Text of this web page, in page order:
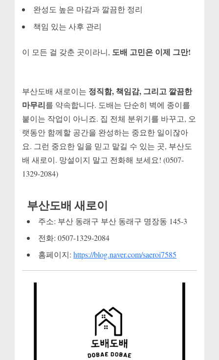
완성도 높은 마감과 깔끔한 정리
책임 있는 사후 관리
이 모든 걸 갖춘 곳이라니, 도배 고민은 이제 그만!
부산도배 새로이는 정직함, 책임감, 그리고 깔끔한
마무리를 약속합니다. 도배는 단순히 벽에 종이를
붙이는 작업이 아니죠. 집 전체 분위기를 바꾸고, 오
랫동안 함께할 공간을 완성하는 중요한 일이잖아
요. 그런 중요한 일을 믿고 맡길 수 있는 곳, 부산도
배 새로이. 망설이지 말고 전화해 보세요! (0507-
1329-2084)
부산도배 새로이
주소: 부산 동래구 부산 동래구 명장동 145-3
전화: 0507-1329-2084
홈페이지: https://blog.naver.com/saeroi7585